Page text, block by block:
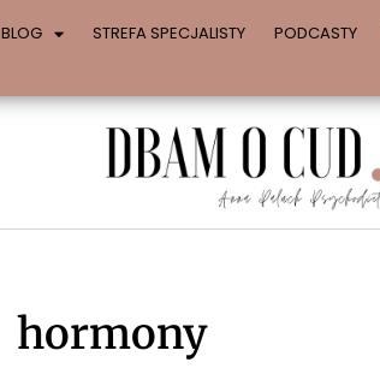
BLOG STREFA SPECJALISTY PODCASTY
hormony